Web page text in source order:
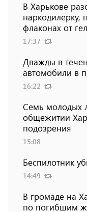
В Харькове
флаконах от
17:37
Дважды в
автомобили в
16:22
Семь молодых
общежитии
подозрения
15:08
Беспилотник
14:49
В громаде на
по погибшим